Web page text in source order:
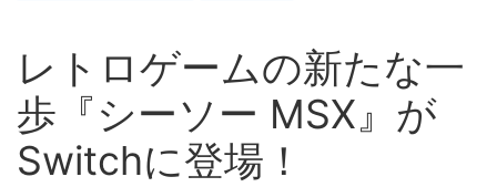
レトロゲームの新たな一
歩『シーソー MSX』が
Switchに登場！